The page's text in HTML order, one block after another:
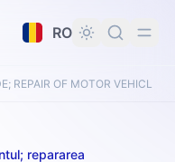
RO
REPAIR OF MOTOR VEHICLES
în vânzarea de lemn
repararea